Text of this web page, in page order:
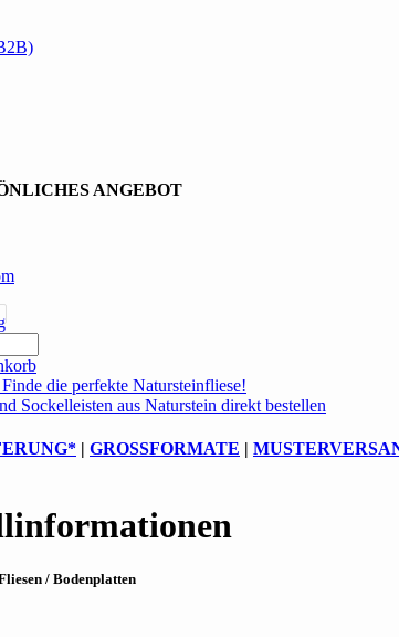
ANGEBOT
die perfekte Natursteinfliese!
Sockelleisten aus Naturstein direkt bestellen
* | GROSSFORMATE |
/ Bodenplatten